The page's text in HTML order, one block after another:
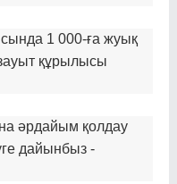
1 000-ға жуық
құрылысы
әрдайым қолдау
дайынбыз -